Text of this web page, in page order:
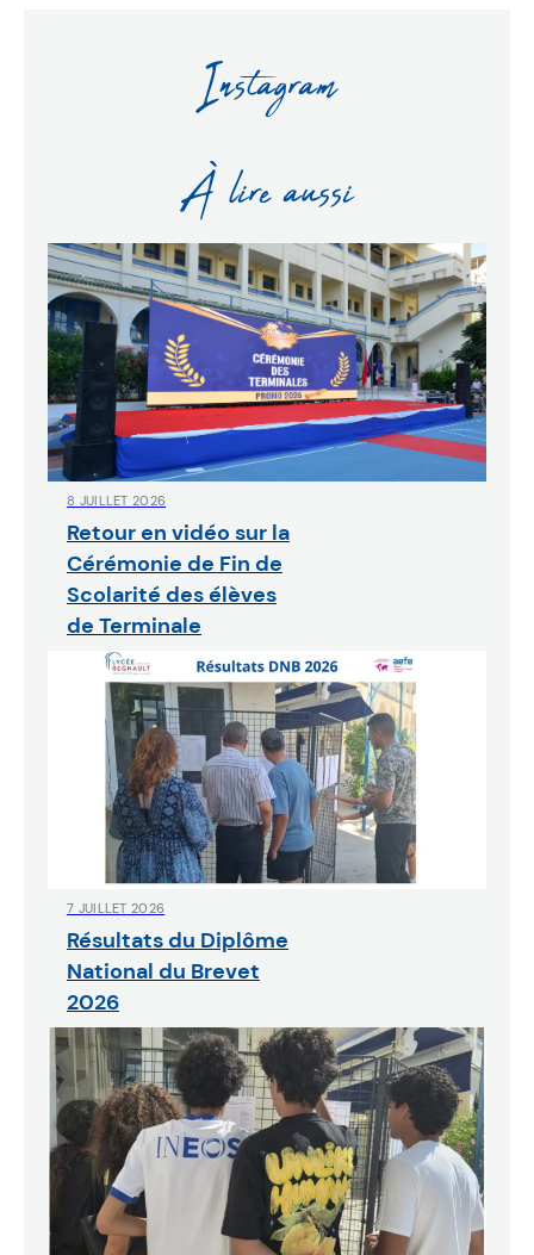
Instagram
À lire aussi
8 JUILLET 2026
Retour en vidéo sur la
Cérémonie de Fin de
Scolarité des élèves
de Terminale
7 JUILLET 2026
Résultats du Diplôme
National du Brevet
2026